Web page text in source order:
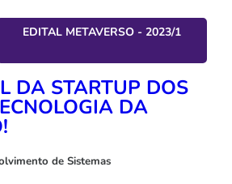
EDITAL METAVERSO - 2023/1
DA STARTUP DOS
DA
de Sistemas